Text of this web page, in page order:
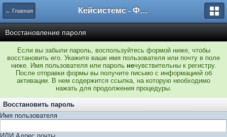
← Главная Кейсистемс - Форумы
Восстановление пароля
Если вы забыли пароль, воспользуйтесь формой ниже, чтобы
восстановить его. Укажите ваше имя пользователя или почту в поле
ниже. Имя пользователя или пароль нечувствительны к регистру.
После отправки формы вы получите письмо с информацией об
активации. В нем содержится ссылка, на которую необходимо
нажать для продолжения процедуры.
Восстановить пароль
Имя пользователя